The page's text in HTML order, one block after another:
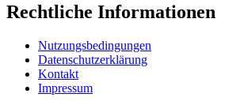
Rechtliche Informationen
Nutzungsbedingungen
Datenschutzerklärung
Kontakt
Impressum